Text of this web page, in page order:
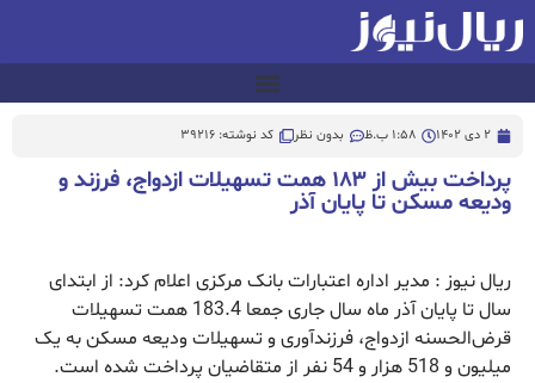
2 دی 1402 1:58 ب.ظ بدون نظر کد نوشته: 39216
پرداخت بیش از ۱۸۳ همت تسهیلات ازدواج، فرزند و
ودیعه مسکن تا پایان آذر
ریال نیوز : مدیر اداره اعتبارات بانک مرکزی اعلام کرد:‌ از ابتدای
سال تا پایان آذر ماه سال جاری جمعا 183.4 همت تسهیلات
قرض‌الحسنه ازدواج، فرزندآوری و تسهیلات ودیعه مسکن به یک
میلیون و 518 هزار و 54 نفر از متقاضیان پرداخت شده است.